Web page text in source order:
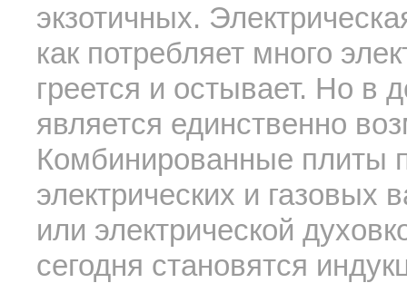
экзотичных.
как потребляет много
греется и остывает. Но в
является единственно
Комбинированные плиты
электрических и газовых
или электрической
сегодня становятся